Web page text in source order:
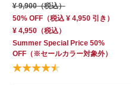
¥ 9,900（税込）
50% OFF（税込 ¥ 4,950引き）
¥ 4,950（税込）
Summer Special Price 50%
OFF（※セールカラー対象外）